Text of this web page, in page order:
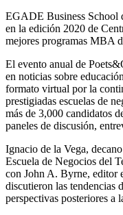
EGADE Business School
en la edición 2020 de
mejores programas MBA
El evento anual de
en noticias sobre
formato virtual por la
prestigiadas escuelas de
más de 3,000 candidatos
paneles de discusión,
Ignacio de la Vega,
Escuela de Negocios del
con John A. Byrne, editor
discutieron las tendencias
perspectivas posteriores a